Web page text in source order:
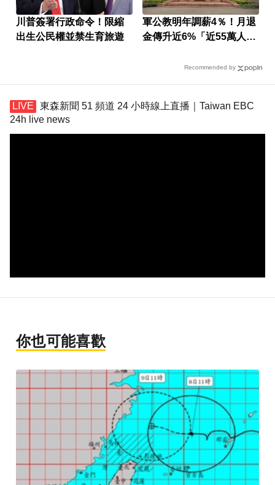
川普簽署行政命令！限縮
出生公民權並禁生育旅遊
軍公教明年調薪4％！月退
金傳升近6%「近55萬人受
Recommended by
東森新聞 51 頻道 24 小時線上直播｜Taiwan EBC
24h live news
你也可能喜歡